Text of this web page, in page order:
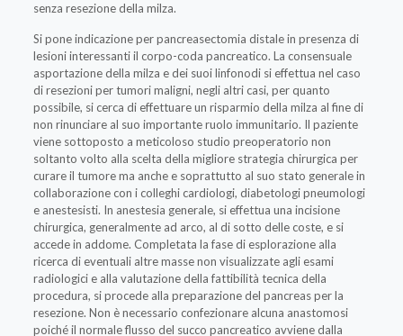
senza resezione della milza.
Si pone indicazione per pancreasectomia distale in presenza di
lesioni interessanti il corpo-coda pancreatico. La consensuale
asportazione della milza e dei suoi linfonodi si effettua nel caso
di resezioni per tumori maligni, negli altri casi, per quanto
possibile, si cerca di effettuare un risparmio della milza al fine di
non rinunciare al suo importante ruolo immunitario. Il paziente
viene sottoposto a meticoloso studio preoperatorio non
soltanto volto alla scelta della migliore strategia chirurgica per
curare il tumore ma anche e soprattutto al suo stato generale in
collaborazione con i colleghi cardiologi, diabetologi pneumologi
e anestesisti. In anestesia generale, si effettua una incisione
chirurgica, generalmente ad arco, al di sotto delle coste, e si
accede in addome. Completata la fase di esplorazione alla
ricerca di eventuali altre masse non visualizzate agli esami
radiologici e alla valutazione della fattibilità tecnica della
procedura, si procede alla preparazione del pancreas per la
resezione. Non è necessario confezionare alcuna anastomosi
poiché il normale flusso del succo pancreatico avviene dalla